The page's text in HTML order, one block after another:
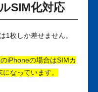
SIM化対応
1枚しか差せません。
iPhoneの場合はSIMカ
なっています。